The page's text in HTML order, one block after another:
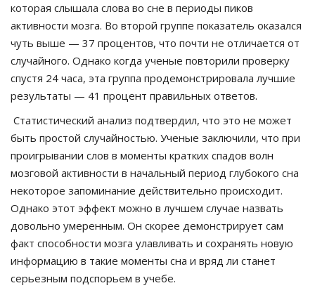
которая слышала слова во сне в периоды пиков
активности мозга. Во второй группе показатель оказался
чуть выше — 37 процентов, что почти не отличается от
случайного. Однако когда ученые повторили проверку
спустя 24 часа, эта группа продемонстрировала лучшие
результаты — 41 процент правильных ответов.
Статистический анализ подтвердил, что это не может
быть простой случайностью. Ученые заключили, что при
проигрывании слов в моменты кратких спадов волн
мозговой активности в начальный период глубокого сна
некоторое запоминание действительно происходит.
Однако этот эффект можно в лучшем случае назвать
довольно умеренным. Он скорее демонстрирует сам
факт способности мозга улавливать и сохранять новую
информацию в такие моменты сна и вряд ли станет
серьезным подспорьем в учебе.